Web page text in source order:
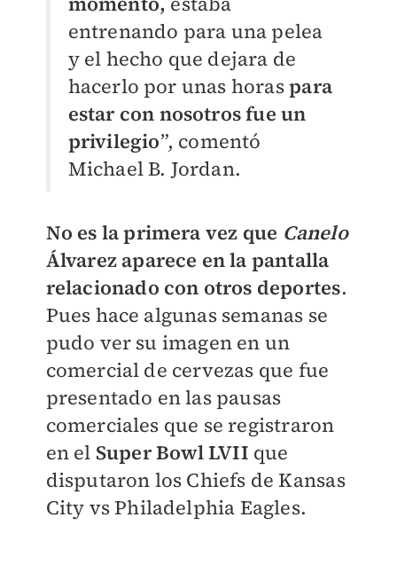
entrenando para una pelea
y el hecho que dejara de
hacerlo por unas horaspara
estar con nosotros fue un
privilegio”, comentó
Michael B. Jordan.
No es la primera vez que Canelo
Álvarez aparece en la pantalla
relacionado con otros deportes.
Pues hace algunas semanas se
pudo ver su imagen en un
comercial de cervezas que fue
presentado en las pausas
comerciales que se registraron
en el Super Bowl LVII que
disputaron los Chiefs de Kansas
City vs Philadelphia Eagles.